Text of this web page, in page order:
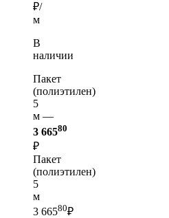
₽/
м
В
наличии
Пакет
(полиэтилен)
5
м —
3 66580
₽
Пакет
(полиэтилен)
5
м
3 66580₽